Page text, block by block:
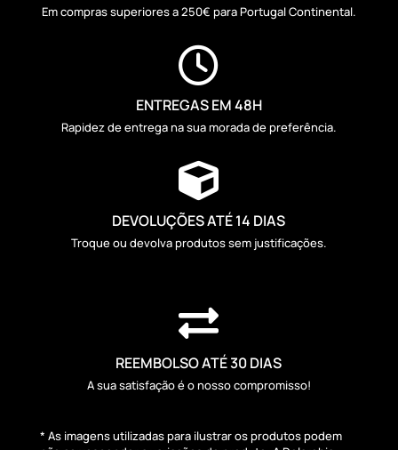
Em compras superiores a 250€ para Portugal Continental.

ENTREGAS EM 48H
Rapidez de entrega na sua morada de preferência.

DEVOLUÇÕES ATÉ 14 DIAS
Troque ou devolva produtos sem justificações.

REEMBOLSO ATÉ 30 DIAS
A sua satisfação é o nosso compromisso!
* As imagens utilizadas para ilustrar os produtos podem